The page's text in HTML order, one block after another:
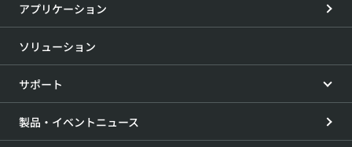
アプリケーション
ソリューション
サポート
製品・イベントニュース